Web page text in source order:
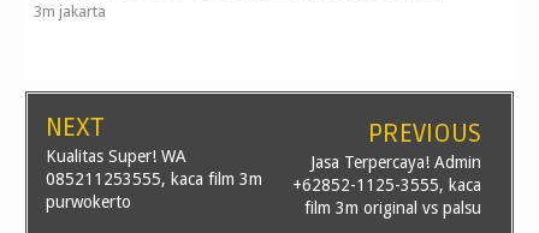
3m jakarta
NEXT
Kualitas Super! WA
085211253555, kaca film 3m
purwokerto
PREVIOUS
Jasa Terpercaya! Admin
+62852-1125-3555, kaca
film 3m original vs palsu